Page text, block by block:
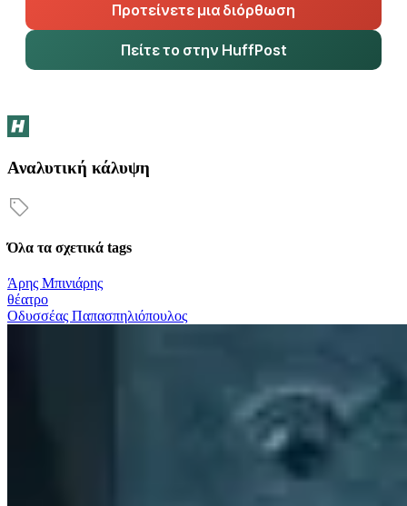
Προτείνετε μια διόρθωση
Πείτε το στην HuffPost
Αναλυτική κάλυψη
Όλα τα σχετικά tags
Άρης Μπινιάρης
θέατρο
Οδυσσέας Παπασπηλιόπουλος